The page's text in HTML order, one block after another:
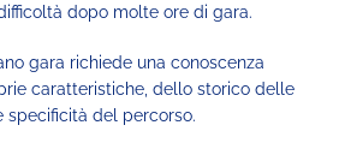
dopo molte ore di gara.
gara richiede una conoscenza
caratteristiche, dello storico delle
del percorso.